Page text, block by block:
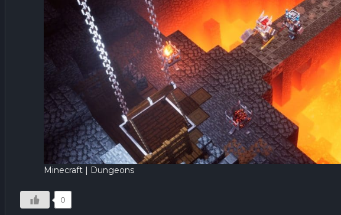
Minecraft | Dungeons
0